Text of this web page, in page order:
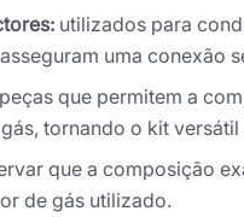
utilizados para
uma conexão
peças que permitem a
tornando o kit versátil
que a composição
de gás utilizado.